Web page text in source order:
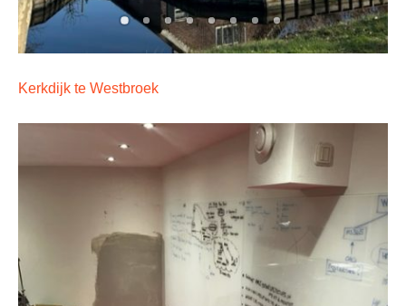
Kerkdijk te Westbroek